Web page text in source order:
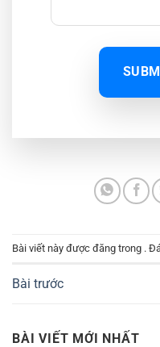
Bài viết này được đăng trong .
Bài trước
BÀI VIẾT MỚI NHẤT